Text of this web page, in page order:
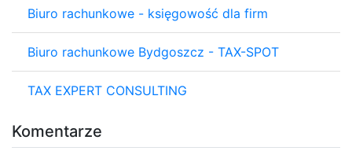
Biuro rachunkowe - księgowość dla firm
Biuro rachunkowe Bydgoszcz - TAX-SPOT
TAX EXPERT CONSULTING
Komentarze